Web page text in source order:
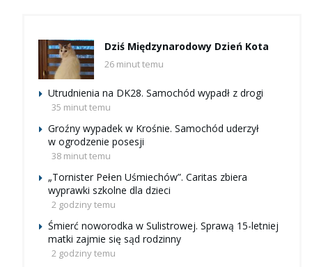
Dziś Międzynarodowy Dzień Kota
26 minut temu
Utrudnienia na DK28. Samochód wypadł z drogi
35 minut temu
Groźny wypadek w Krośnie. Samochód uderzył
w ogrodzenie posesji
38 minut temu
„Tornister Pełen Uśmiechów”. Caritas zbiera
wyprawki szkolne dla dzieci
2 godziny temu
Śmierć noworodka w Sulistrowej. Sprawą 15-letniej
matki zajmie się sąd rodzinny
2 godziny temu